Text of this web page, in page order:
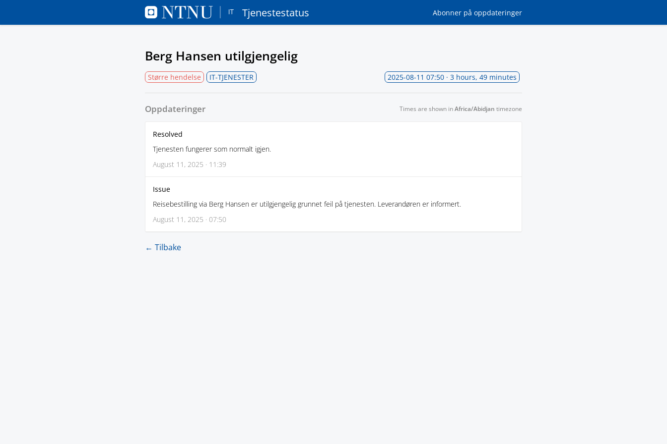
Tjenestestatus Abonner på oppdateringer
Berg Hansen utilgjengelig
Større hendelse IT-TJENESTER 2025-08-11 07:50 · 3 hours, 49 minutes
Oppdateringer Times are shown inAfrica/Abidjan timezone
Resolved
Tjenesten fungerer som normalt igjen.
August 11, 2025 · 11:39
Issue
Reisebestilling via Berg Hansen er utilgjengelig grunnet feil på tjenesten. Leverandøren er informert.
August 11, 2025 · 07:50
← Tilbake